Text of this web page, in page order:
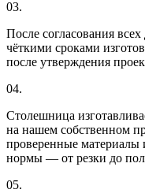
03.
После согласования
чёткими сроками
после утверждения
04.
Столешница
на нашем собственном
проверенные материалы
нормы — от резки до
05.